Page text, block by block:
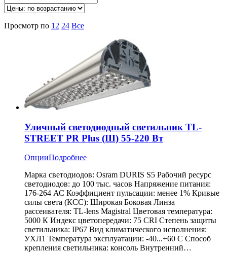
Просмотр по 12 24 Все
Уличный светодиодный светильник TL-
STREET PR Plus (Ш) 55-220 Вт
ОпцииПодробнее
Марка светодиодов: Osram DURIS S5 Рабочий ресурс
светодиодов: до 100 тыс. часов Напряжение питания:
176-264 АС Коэффициент пульсации: менее 1% Кривые
силы света (КСС): Широкая Боковая Линза
рассеивателя: TL-lens Magistral Цветовая температура:
5000 К Индекс цветопередачи: 75 CRI Степень защиты
светильника: IP67 Вид климатического исполнения:
УХЛ1 Температура эксплуатации: -40...+60 С Способ
крепления светильника: консоль Внутренний…